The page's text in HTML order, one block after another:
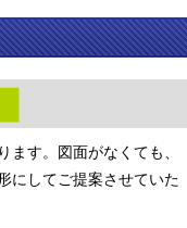
す。図面がなくても、
にしてご提案させていた